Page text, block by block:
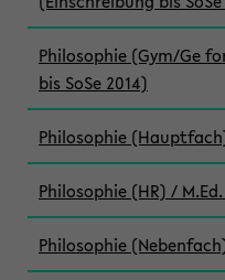
Philosophie (Gym/Ge
bis SoSe 2014)
Philosophie
Philosophie (HR) /
Philosophie